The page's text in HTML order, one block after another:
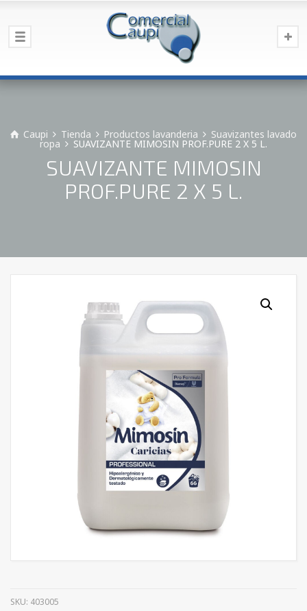
Caupi Tienda Productos lavanderia Suavizantes lavado
ropa SUAVIZANTE MIMOSIN PROF.PURE 2 X 5 L.
SUAVIZANTE MIMOSIN
PROF.PURE 2 X 5 L.
SKU: 403005